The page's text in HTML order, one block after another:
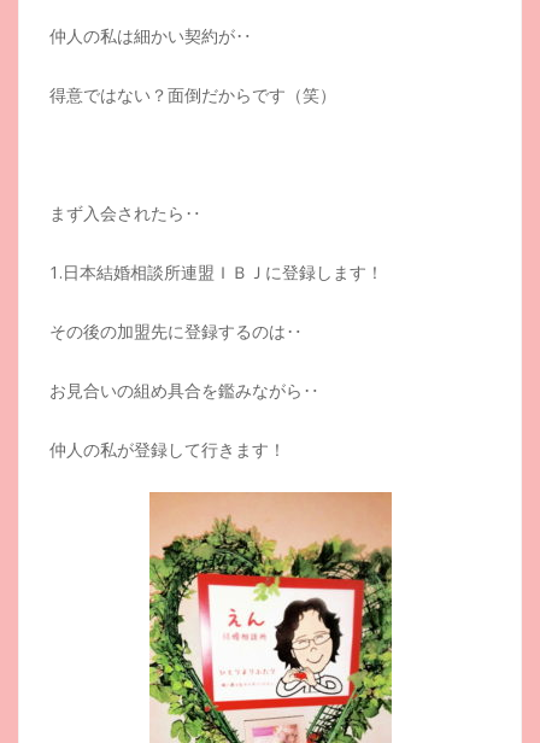
仲人の私は細かい契約が‥
得意ではない？面倒だからです（笑）
まず入会されたら‥
1.日本結婚相談所連盟ＩＢＪに登録します！
その後の加盟先に登録するのは‥
お見合いの組め具合を鑑みながら‥
仲人の私が登録して行きます！